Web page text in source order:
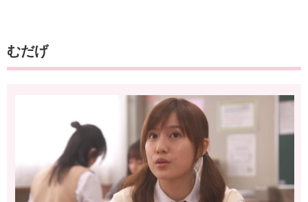
むだげ